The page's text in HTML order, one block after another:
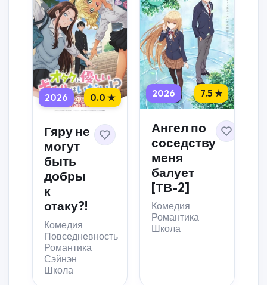
2026 0.0 ★
Гяру не
могут
быть
добры
к
отаку?!
Комедия
Повседневность
Романтика
Сэйнэн
Школа
2026 7.5 ★
Ангел по
соседству
меня
балует
[ТВ-2]
Комедия
Романтика
Школа